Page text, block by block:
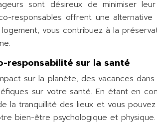
sont désireux de minimiser
responsables offrent une
vous contribuez à la
responsabilité sur la santé
sur la planète, des vacances
sur votre santé. En étant en
la tranquillité des lieux et vous
bien-être psychologique et physique.